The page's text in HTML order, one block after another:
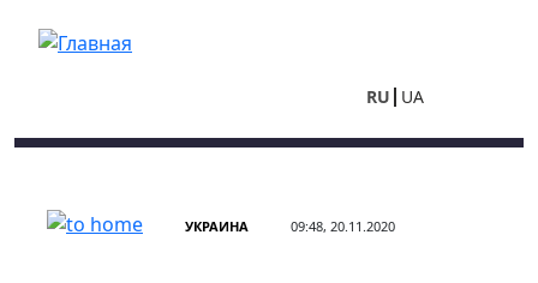
RU UA
УКРАИНА 09:48, 20.11.2020